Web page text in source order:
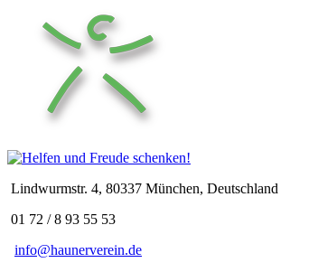
Lindwurmstr. 4, 80337 München, Deutschland
01 72 / 8 93 55 53
info@haunerverein.de